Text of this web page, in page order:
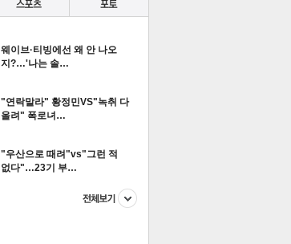
웨이브·티빙에선 왜 안 나오
지?…'나는 솔…
"연락말라" 황정민VS"녹취 다
올려" 폭로녀…
"우산으로 때려"vs"그런 적
없다"…23기 부…